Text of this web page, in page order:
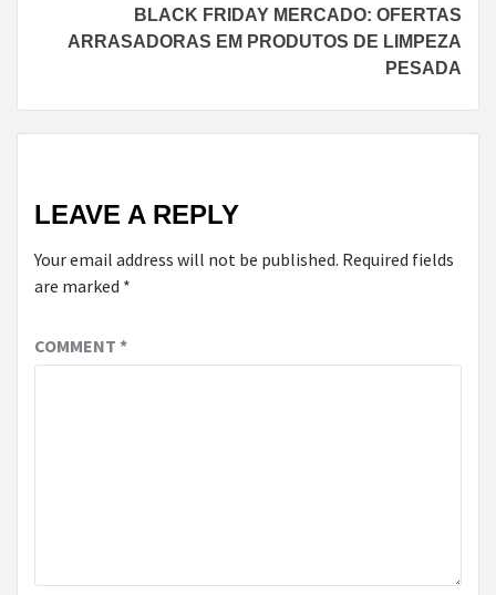
BLACK FRIDAY MERCADO: OFERTAS
ARRASADORAS EM PRODUTOS DE LIMPEZA
PESADA
LEAVE A REPLY
Your email address will not be published. Required fields
are marked *
COMMENT *